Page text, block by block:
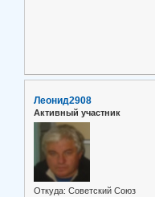
Леонид2908
Активный участник
Откуда: Советский Союз